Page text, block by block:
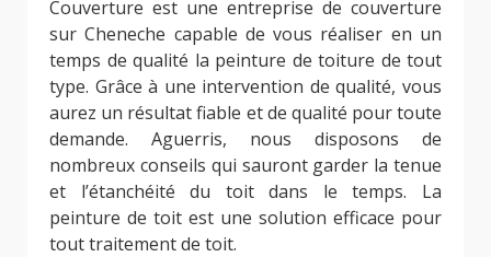
Couverture est une entreprise de couverture
sur Cheneche capable de vous réaliser en un
temps de qualité la peinture de toiture de tout
type. Grâce à une intervention de qualité, vous
aurez un résultat fiable et de qualité pour toute
demande. Aguerris, nous disposons de
nombreux conseils qui sauront garder la tenue
et l’étanchéité du toit dans le temps. La
peinture de toit est une solution efficace pour
tout traitement de toit.